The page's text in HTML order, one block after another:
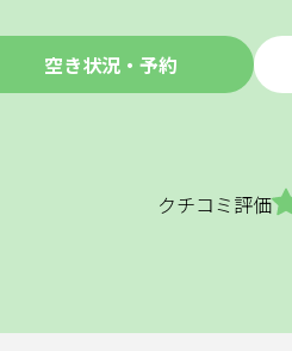
空き状況・予約
クチコミ評価